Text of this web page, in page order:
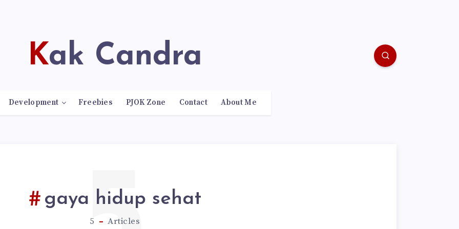
Kak Candra
Development Freebies PJOK Zone Contact About Me
gaya hidup sehat
5 Articles